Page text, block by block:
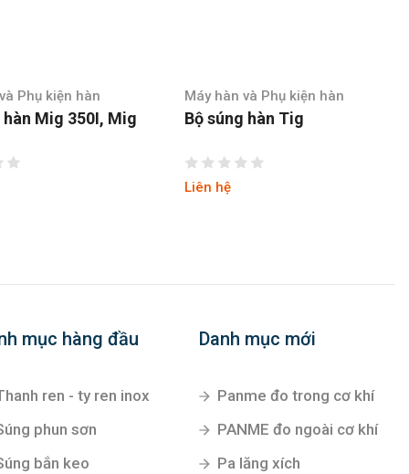
Phụ kiện hàn
hàn Tig
Máy hàn và Phụ kiện hàn
Bộ súng làm mát bằng
Liên hệ
mục hàng đầu
ren - ty ren inox
phun sơn
bắn keo
Danh mục mới
Panme đo trong cơ khí
PANME đo ngoài cơ khí
Pa lăng xích